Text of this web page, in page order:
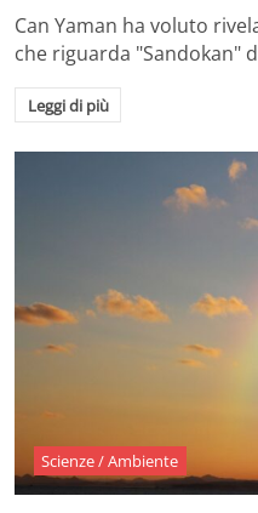
Can Yaman ha voluto
che riguarda "Sandokan"
Leggi di più
Scienze / Ambiente